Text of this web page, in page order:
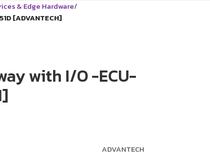
& Edge Hardware
[ADVANTECH]
with I/O -ECU-
ADVANTECH